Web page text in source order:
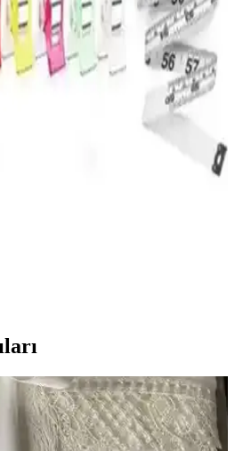
plastik dosyası, dayanıklılığı ve
okul ihtiyaçlarına ideal çözümler sunar.
düzen sağlar.
Karşılaştırması: Bimotif ve
seti olan Bimotif ve Mia Pera’nın
ve karşılaştırmasıyla yılbaşı süsleri ve